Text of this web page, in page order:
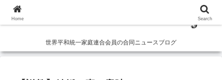
世界平和統一家庭連合会員の合同ニュースブログ
Home Search